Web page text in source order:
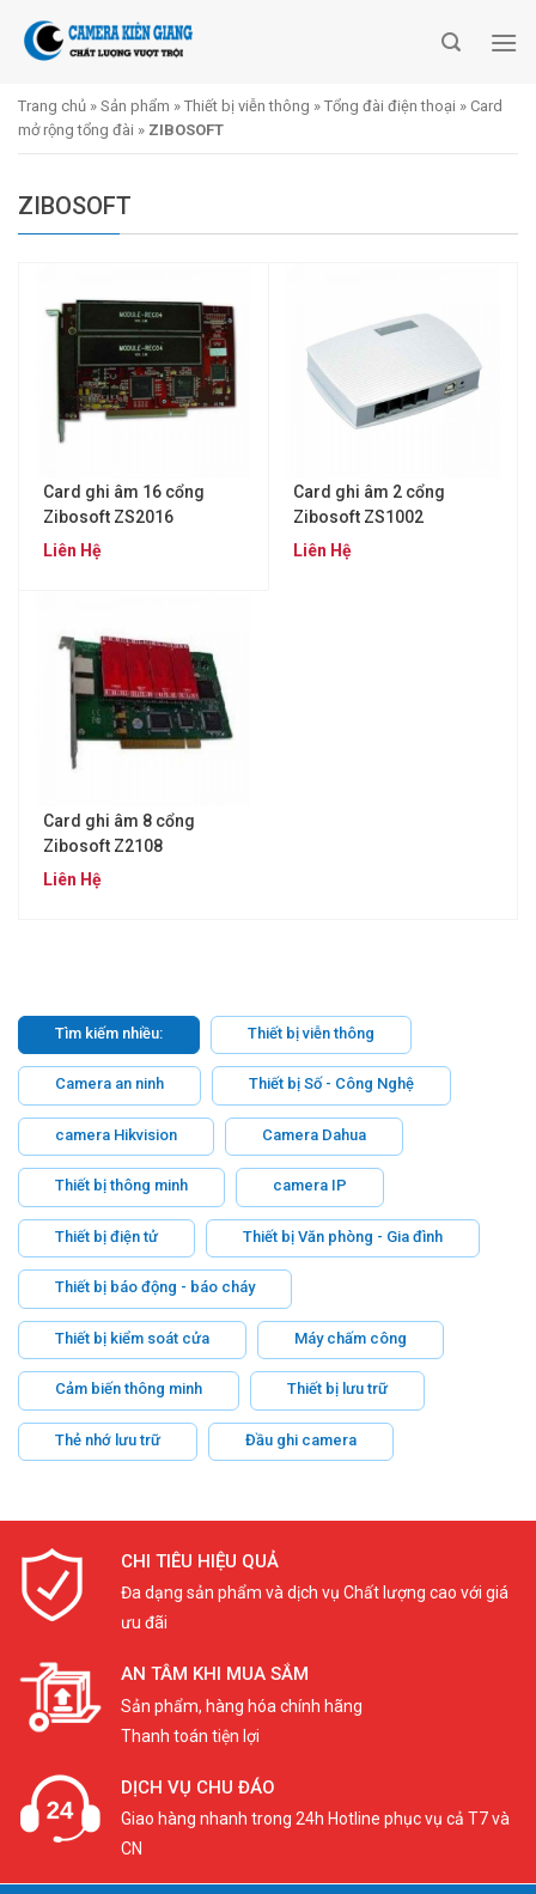
Trang chủ » Sản phẩm » Thiết bị viễn thông » Tổng đài điện thoại » Card
mở rộng tổng đài » ZIBOSOFT
ZIBOSOFT
Card ghi âm 16 cổng
Zibosoft ZS2016
Liên Hệ
Card ghi âm 2 cổng
Zibosoft ZS1002
Liên Hệ
Card ghi âm 8 cổng
Zibosoft Z2108
Liên Hệ
Tìm kiếm nhiều: Thiết bị viễn thông
Camera an ninh Thiết bị Số - Công Nghệ
camera Hikvision Camera Dahua
Thiết bị thông minh camera IP
Thiết bị điện tử Thiết bị Văn phòng - Gia đình
Thiết bị báo động - báo cháy
Thiết bị kiểm soát cửa Máy chấm công
Cảm biến thông minh Thiết bị lưu trữ
Thẻ nhớ lưu trữ Đầu ghi camera
CHI TIÊU HIỆU QUẢ
Đa dạng sản phẩm và dịch vụ Chất lượng cao với giá
ưu đãi
AN TÂM KHI MUA SẮM
Sản phẩm, hàng hóa chính hãng
Thanh toán tiện lợi
DỊCH VỤ CHU ĐÁO
Giao hàng nhanh trong 24h Hotline phục vụ cả T7 và
CN